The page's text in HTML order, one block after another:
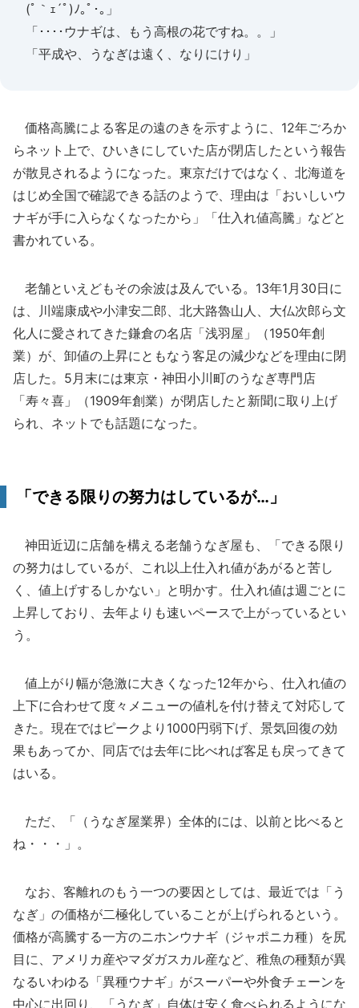
(ﾟ｀ｪ´ﾟ)ﾉ｡ﾟ･｡」
「････ウナギは、もう高根の花ですね。。」
「平成や、うなぎは遠く、なりにけり」
価格高騰による客足の遠のきを示すように、12年ごろか
らネット上で、ひいきにしていた店が閉店したという報告
が散見されるようになった。東京だけではなく、北海道を
はじめ全国で確認できる話のようで、理由は「おいしいウ
ナギが手に入らなくなったから」「仕入れ値高騰」などと
書かれている。
老舗といえどもその余波は及んでいる。13年1月30日に
は、川端康成や小津安二郎、北大路魯山人、大仏次郎ら文
化人に愛されてきた鎌倉の名店「浅羽屋」（1950年創
業）が、卸値の上昇にともなう客足の減少などを理由に閉
店した。5月末には東京・神田小川町のうなぎ専門店
「寿々喜」（1909年創業）が閉店したと新聞に取り上げ
られ、ネットでも話題になった。
「できる限りの努力はしているが…」
神田近辺に店舗を構える老舗うなぎ屋も、「できる限り
の努力はしているが、これ以上仕入れ値があがると苦し
く、値上げするしかない」と明かす。仕入れ値は週ごとに
上昇しており、去年よりも速いペースで上がっているとい
う。
値上がり幅が急激に大きくなった12年から、仕入れ値の
上下に合わせて度々メニューの値札を付け替えて対応して
きた。現在ではピークより1000円弱下げ、景気回復の効
果もあってか、同店では去年に比べれば客足も戻ってきて
はいる。
ただ、「（うなぎ屋業界）全体的には、以前と比べると
ね・・・」。
なお、客離れのもう一つの要因としては、最近では「う
なぎ」の価格が二極化していることが上げられるという。
価格が高騰する一方のニホンウナギ（ジャポニカ種）を尻
目に、アメリカ産やマダガスカル産など、稚魚の種類が異
なるいわゆる「異種ウナギ」がスーパーや外食チェーンを
中心に出回り、「うなぎ」自体は安く食べられるようにな